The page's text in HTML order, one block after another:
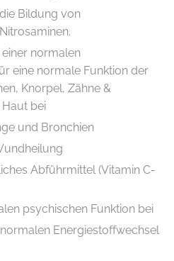
Bildung von
normalen
eine normale Funktion der
Knorpel, Zähne &
bei
und Bronchien
Abführmittel (Vitamin C-
psychischen Funktion bei
Energiestoffwechsel